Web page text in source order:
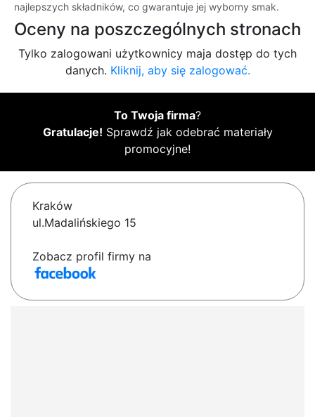
najlepszych składników, co gwarantuje jej wyborny smak.
Oceny na poszczególnych stronach
Tylko zalogowani użytkownicy maja dostęp do tych
danych. Kliknij, aby się zalogować.
To Twoja firma?
Gratulacje! Sprawdź jak odebrać materiały
promocyjne!
Kraków
ul.Madalińskiego 15
Zobacz profil firmy na